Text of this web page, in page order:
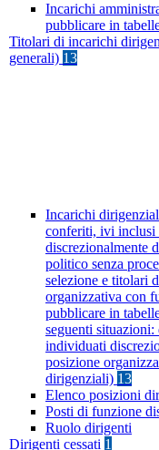
Incarichi
pubblicare in
Titolari di incarichi
generali) 13
Incarichi
conferiti, ivi inclusi
discrezionalmente
politico senza
selezione e titolari
organizzativa con
pubblicare in
seguenti
individuati
posizione
dirigenziali) 13
Elenco posizioni
Posti di funzione
Ruolo dirigenti
Dirigenti cessati 1